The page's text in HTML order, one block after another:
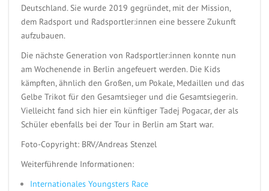
Deutschland. Sie wurde 2019 gegründet, mit der Mission,
dem Radsport und Radsportler:innen eine bessere Zukunft
aufzubauen.
Die nächste Generation von Radsportler:innen konnte nun
am Wochenende in Berlin angefeuert werden. Die Kids
kämpften, ähnlich den Großen, um Pokale, Medaillen und das
Gelbe Trikot für den Gesamtsieger und die Gesamtsiegerin.
Vielleicht fand sich hier ein künftiger Tadej Pogacar, der als
Schüler ebenfalls bei der Tour in Berlin am Start war.
Foto-Copyright: BRV/Andreas Stenzel
Weiterführende Informationen:
Internationales Youngsters Race